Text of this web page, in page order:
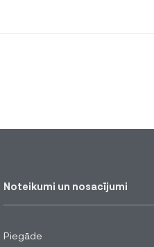
Noteikumi un nosacījumi
Piegāde